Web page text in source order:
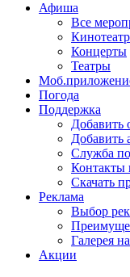
Афиша
Все
Концерты
Театры
Погода
Поддержка
Добавить
Добавить
Служба
Контакты
Скачать
Реклама
Выбор
Галерея
Акции